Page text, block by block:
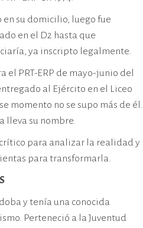
su domicilio, luego fue
en el D2 hasta que
ya inscripto legalmente.
el PRT-ERP de mayo-junio del
al Ejército en el Liceo
momento no se supo más de él.
lleva su nombre.
para analizar la realidad y
para transformarla.
y tenía una conocida
Perteneció a la Juventud